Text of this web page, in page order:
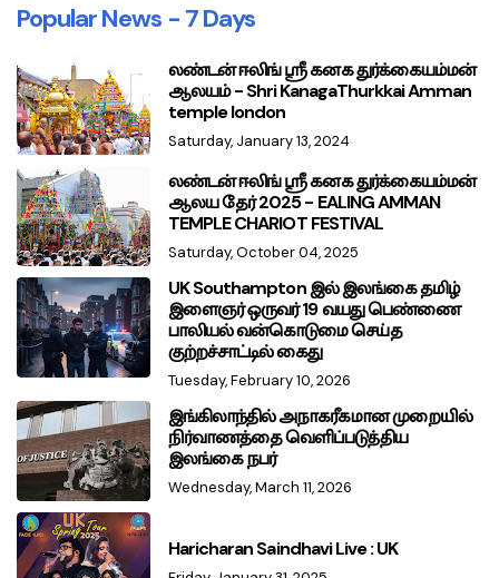
Popular News - 7 Days
லண்டன் ஈலிங் ஸ்ரீ கனக துர்க்கையம்மன்
ஆலயம் - Shri KanagaThurkkai Amman
temple london
Saturday, January 13, 2024
லண்டன் ஈலிங் ஸ்ரீ கனக துர்க்கையம்மன்
ஆலய தேர் 2025 - EALING AMMAN
TEMPLE CHARIOT FESTIVAL
Saturday, October 04, 2025
UK Southampton இல் இலங்கை தமிழ்
இளைஞர் ஒருவர் 19 வயது பெண்ணை
பாலியல் வன்கொடுமை செய்த
குற்றச்சாட்டில் கைது
Tuesday, February 10, 2026
இங்கிலாந்தில் அநாகரீகமான முறையில்
நிர்வாணத்தை வெளிப்படுத்திய
இலங்கை நபர்
Wednesday, March 11, 2026
Haricharan Saindhavi Live : UK